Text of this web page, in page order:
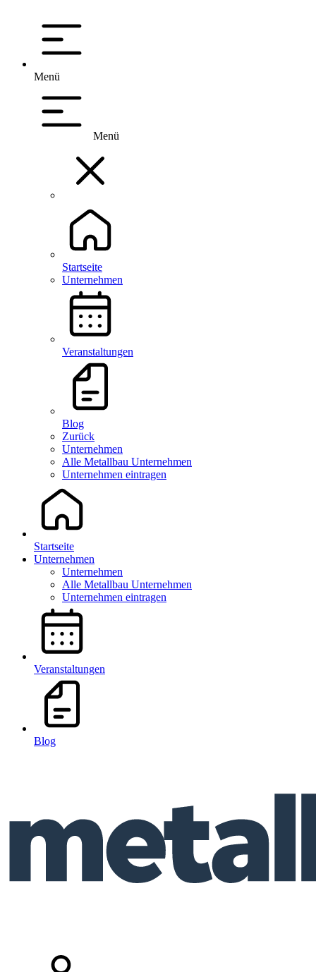
Menü
Menü
Startseite
Unternehmen
Veranstaltungen
Blog
Zurück
Unternehmen
Alle Metallbau Unternehmen
Unternehmen eintragen
Startseite
Unternehmen
Unternehmen
Alle Metallbau Unternehmen
Unternehmen eintragen
Veranstaltungen
Blog